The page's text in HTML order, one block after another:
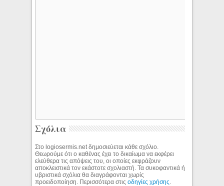
Σχόλια
Στο logiosermis.net δημοσιεύεται κάθε σχόλιο.
Θεωρούμε ότι ο καθένας έχει το δικαίωμα να εκφέρει
ελεύθερα τις απόψεις του, οι οποίες εκφράζουν
αποκλειστικά τον εκάστοτε σχολιαστή. Τα συκοφαντικά ή
υβριστικά σχόλια θα διαγράφονται χωρίς
προειδοποίηση. Περισσότερα στιςοδηγίες χρήσης